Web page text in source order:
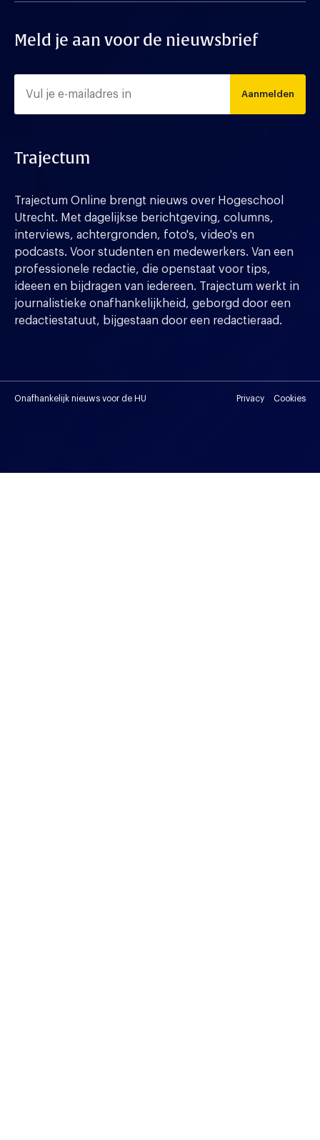
Meld je aan voor de nieuwsbrief
Aanmelden
Trajectum
Trajectum Online brengt nieuws over Hogeschool
Utrecht. Met dagelijkse berichtgeving, columns,
interviews, achtergronden, foto's, video's en
podcasts. Voor studenten en medewerkers. Van een
professionele redactie, die openstaat voor tips,
ideeen en bijdragen van iedereen. Trajectum werkt in
journalistieke onafhankelijkheid, geborgd door een
redactiestatuut, bijgestaan door een redactieraad.
Onafhankelijk nieuws voor de HU Privacy Cookies